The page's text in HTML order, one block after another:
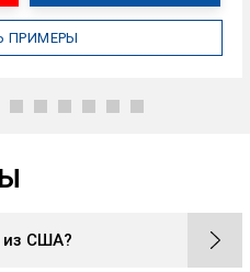
ПРИМЕРЫ
из США?